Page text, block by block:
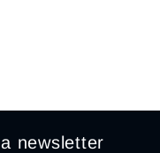
newsletter